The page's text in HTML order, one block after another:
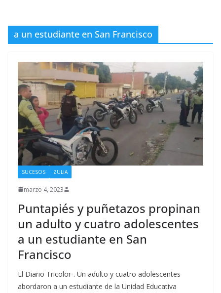
a un estudiante en San Francisco
SUCESOS ZULIA
marzo 4, 2023
Puntapiés y puñetazos propinan
un adulto y cuatro adolescentes
a un estudiante en San
Francisco
El Diario Tricolor-. Un adulto y cuatro adolescentes
abordaron a un estudiante de la Unidad Educativa